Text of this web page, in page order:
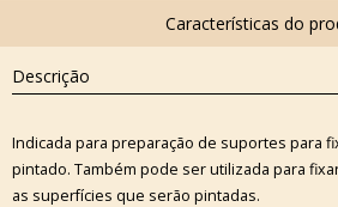
Descrição
Indicada para preparação de suportes para
pintado. Também pode ser utilizada para
as superfícies que serão pintadas.